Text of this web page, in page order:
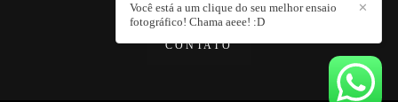
CONTATO
✕
Você está a um clique do seu melhor ensaio
fotográfico! Chama aeee! :D